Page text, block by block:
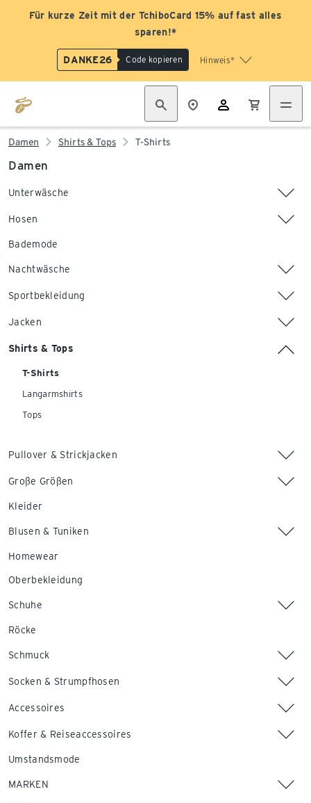
Für kurze Zeit mit der TchiboCard 15% auf fast alles
sparen!*
DANKE26 Code kopieren Hinweis*
Damen Shirts & Tops T-Shirts
Damen
Unterwäsche
Hosen
Bademode
Nachtwäsche
Sportbekleidung
Jacken
Shirts & Tops
T-Shirts
Langarmshirts
Tops
Pullover & Strickjacken
Große Größen
Kleider
Blusen & Tuniken
Homewear
Oberbekleidung
Schuhe
Röcke
Schmuck
Socken & Strumpfhosen
Accessoires
Koffer & Reiseaccessoires
Umstandsmode
MARKEN